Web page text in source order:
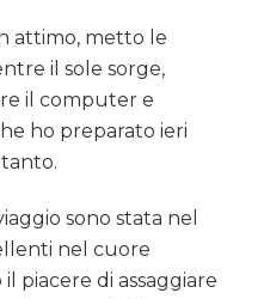
attimo, metto le
il sole sorge,
il computer e
ho preparato ieri
sono stata nel
nel cuore
piacere di assaggiare